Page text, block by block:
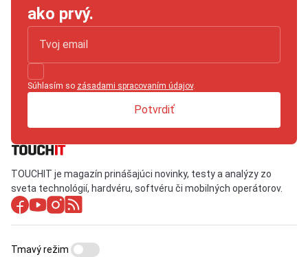
ako prvý.
Súhlasím so zásadami spracovaním údajov.
Potvrdiť
TOUCHIT je magazín prinášajúci novinky, testy a analýzy zo
sveta technológií, hardvéru, softvéru či mobilných operátorov.
Tmavý režim